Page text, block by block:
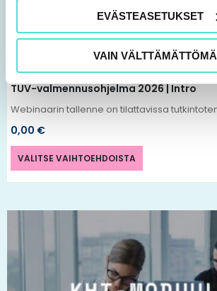
EVÄSTEASETUKSET
VAIN
TUV-valmennusohjelma 2026 | Intro
Webinaarin tallenne on tilattavissa
0,00 €
VALITSE VAIHTOEHDOISTA
tehdä
valinnat
tuotteen
sivulla.
tuotteella
on
useampi